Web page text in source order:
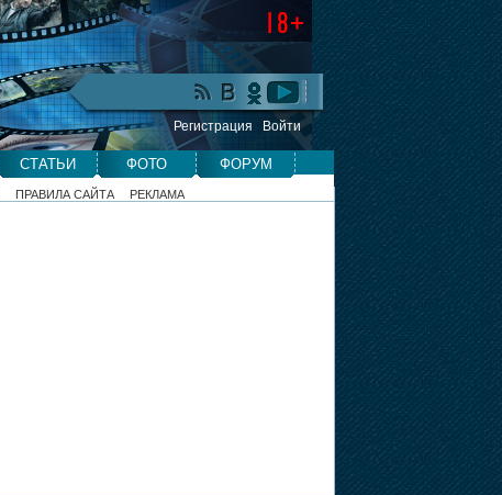
Регистрация Войти
СТАТЬИ ФОТО ФОРУМ
ПРАВИЛА САЙТА РЕКЛАМА